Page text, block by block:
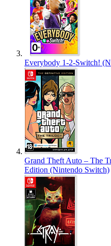
Everybody 1-2-Switch!
Grand Theft Auto – The
Edition (Nintendo Switch)